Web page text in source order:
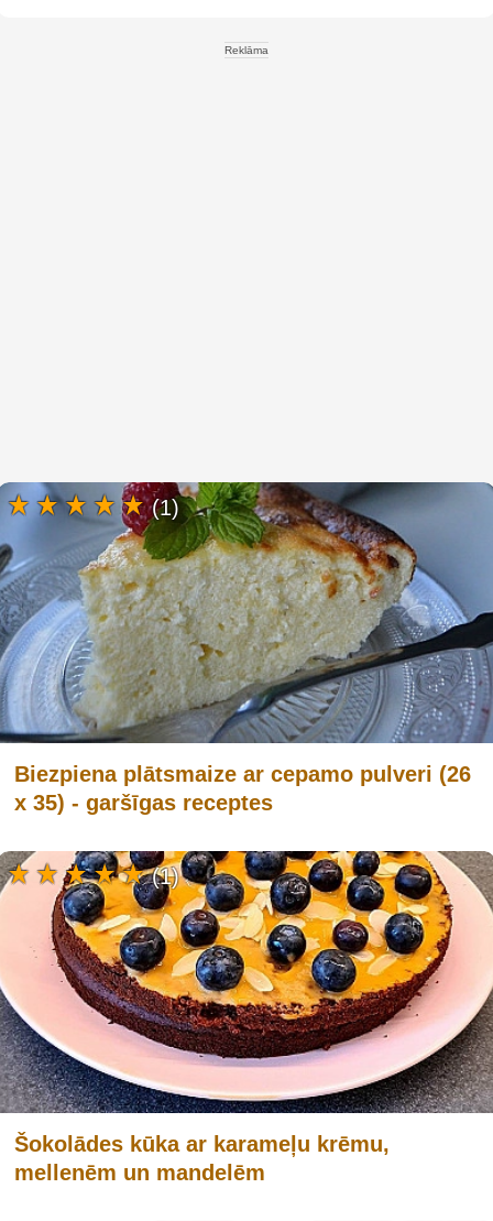
Reklāma
Biezpiena plātsmaize ar cepamo pulveri (26
x 35) - garšīgas receptes
(1)
Šokolādes kūka ar karameļu krēmu,
mellenēm un mandelēm
(1)